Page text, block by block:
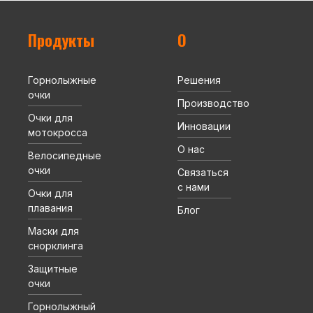
Продукты
Горнолыжные
очки
Очки для
мотокросса
Велосипедные
очки
Очки для
плавания
Маски для
снорклинга
Защитные
очки
Горнолыжный
О
Решения
Производство
Инновации
О нас
Связаться
с нами
Блог